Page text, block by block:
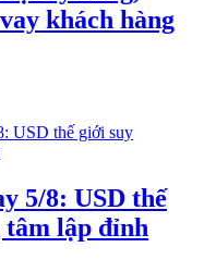
khách hàng
5/8: USD thế
lập đỉnh